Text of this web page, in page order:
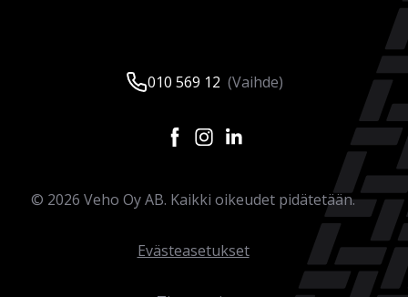
010 569 12 (Vaihde)
© 2026 Veho Oy AB. Kaikki oikeudet pidätetään.
Evästeasetukset